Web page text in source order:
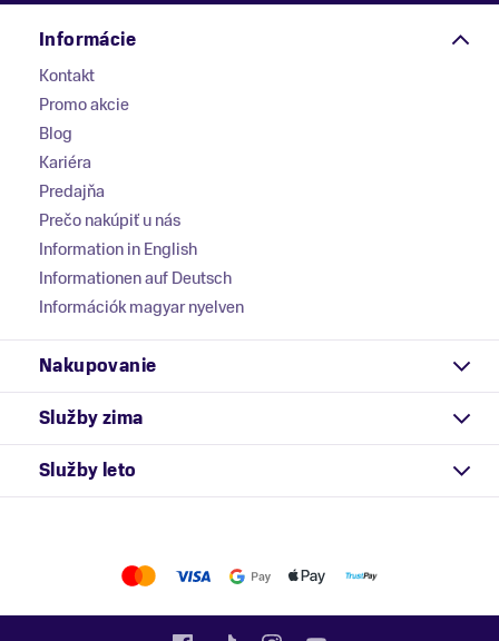
Informácie
Kontakt
Promo akcie
Blog
Kariéra
Predajňa
Prečo nakúpiť u nás
Information in English
Informationen auf Deutsch
Információk magyar nyelven
Nakupovanie
Služby zima
Služby leto